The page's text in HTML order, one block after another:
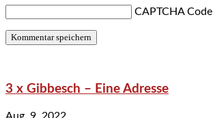
CAPTCHA Code
3 x Gibbesch – Eine Adresse